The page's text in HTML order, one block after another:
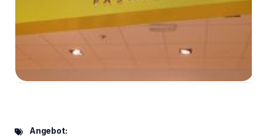
Angebot: